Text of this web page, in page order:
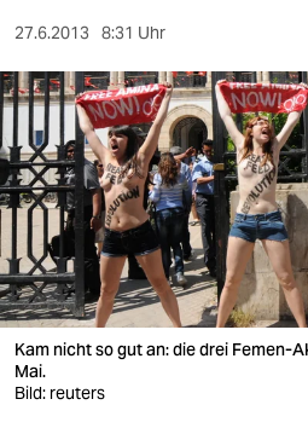
sport
berlin
nord
wahrheit
verlag
verlag
veranstaltungen
shop
27.6.2013 8:31 Uhr
Kam nicht so gut an: die drei Femen-
Mai.
Bild: reuters